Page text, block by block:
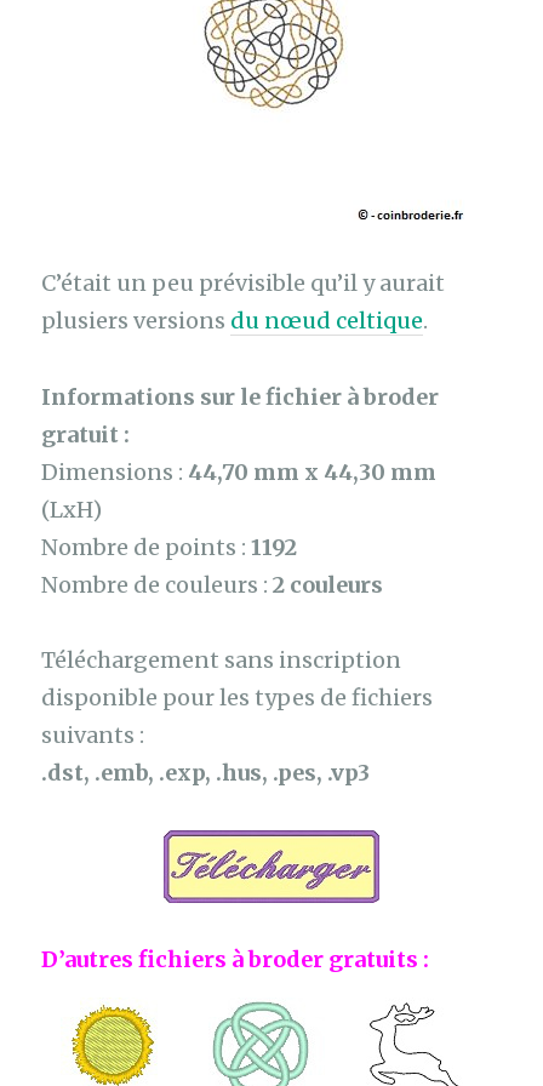
C’était un peu prévisible qu’il y aurait
plusiers versions du nœud celtique.
Informations sur le fichier à broder
gratuit :
Dimensions : 44,70 mm x 44,30 mm
(LxH)
Nombre de points :1192
Nombre de couleurs :2 couleurs
Téléchargement sans inscription
disponible pour les types de fichiers
suivants :
.dst, .emb, .exp, .hus, .pes, .vp3
D’autres fichiers à broder gratuits :